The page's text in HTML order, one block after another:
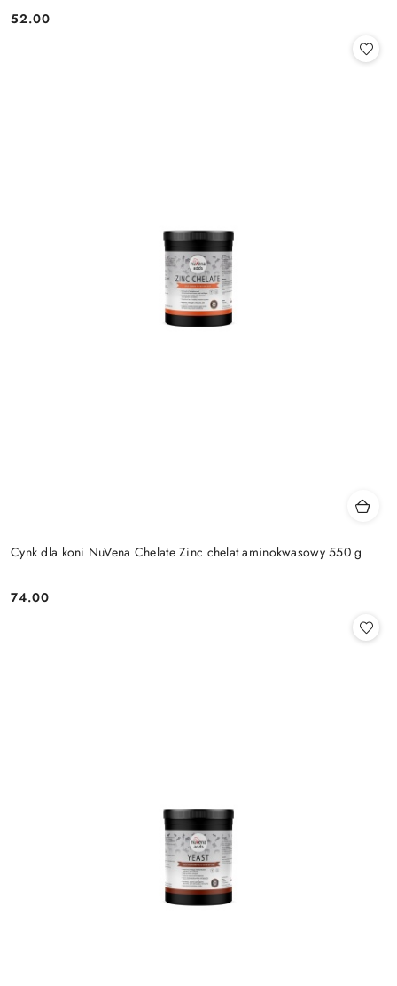
Cena:
52.00
Cynk dla koni NuVena Chelate Zinc chelat aminokwasowy 550 g
Cena:
74.00